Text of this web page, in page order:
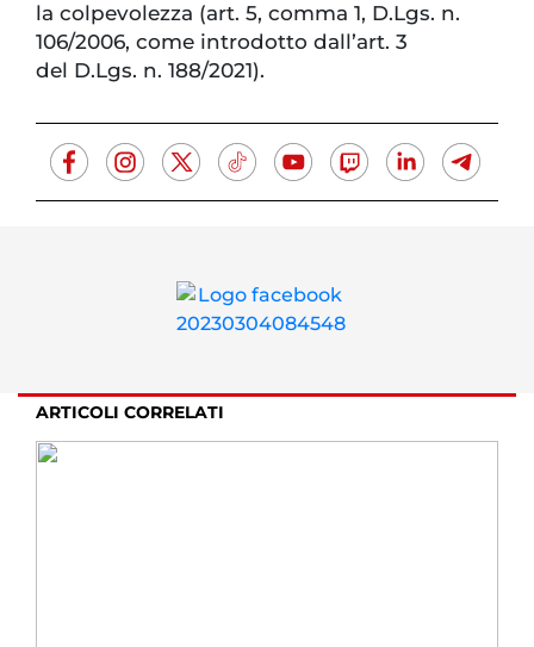
la colpevolezza (art. 5, comma 1, D.Lgs. n.
106/2006, come introdotto dall’art. 3
del D.Lgs. n. 188/2021).
ARTICOLI CORRELATI